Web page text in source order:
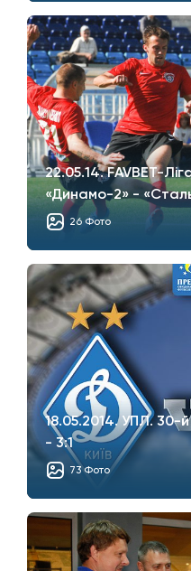
22.05.14. FAVBET-
«Динамо-2» -
26 Фото
18.05.2014. УПЛ. 30-
- 3:1
73 Фото